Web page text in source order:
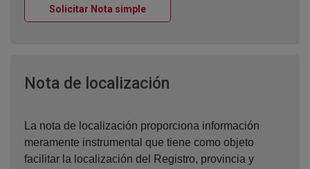
Solicitar Nota simpleVentana nueva
Nota de localización
La nota de localización proporciona información
meramente instrumental que tiene como objeto
facilitar la localización del Registro, provincia y